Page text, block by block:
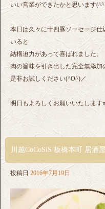
いい営業ができたかと思います
本日は久々に十四豚ソーセージ
いると
結構迫力があって喜ばれました。
肉の旨味を引き出した完全無添
是非お試しください(^O^)／
明日もよろしくお願いいたします
川越CoCoSiS 板橋本町 居酒
投稿日 2016年7月19日